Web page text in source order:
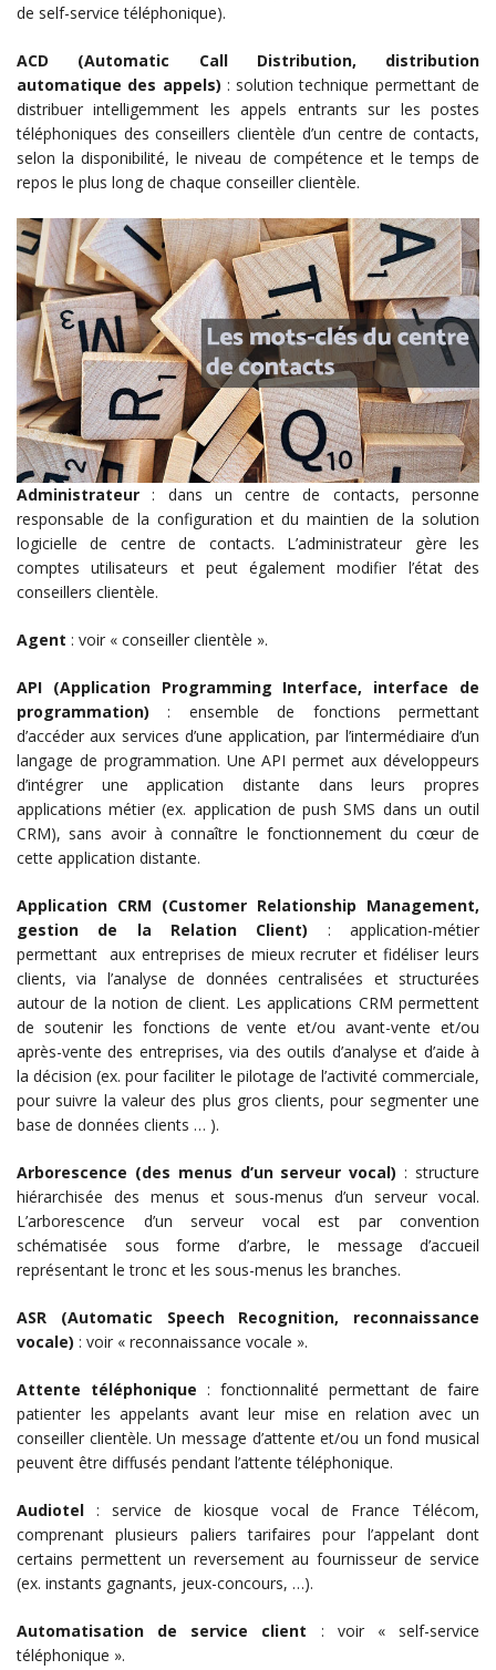
de self-service téléphonique).
ACD (Automatic Call Distribution, distribution
automatique des appels) : solution technique permettant de
distribuer intelligemment les appels entrants sur les postes
téléphoniques des conseillers clientèle d’un centre de contacts,
selon la disponibilité, le niveau de compétence et le temps de
repos le plus long de chaque conseiller clientèle.
Administrateur : dans un centre de contacts, personne
responsable de la configuration et du maintien de la solution
logicielle de centre de contacts. L’administrateur gère les
comptes utilisateurs et peut également modifier l’état des
conseillers clientèle.
Agent : voir « conseiller clientèle ».
API (Application Programming Interface, interface de
programmation) : ensemble de fonctions permettant
d’accéder aux services d’une application, par l’intermédiaire d’un
langage de programmation. Une API permet aux développeurs
d’intégrer une application distante dans leurs propres
applications métier (ex. application de push SMS dans un outil
CRM), sans avoir à connaître le fonctionnement du cœur de
cette application distante.
Application CRM (Customer Relationship Management,
gestion de la Relation Client) : application-métier
permettant aux entreprises de mieux recruter et fidéliser leurs
clients, via l’analyse de données centralisées et structurées
autour de la notion de client. Les applications CRM permettent
de soutenir les fonctions de vente et/ou avant-vente et/ou
après-vente des entreprises, via des outils d’analyse et d’aide à
la décision (ex. pour faciliter le pilotage de l’activité commerciale,
pour suivre la valeur des plus gros clients, pour segmenter une
base de données clients … ).
Arborescence (des menus d’un serveur vocal) : structure
hiérarchisée des menus et sous-menus d’un serveur vocal.
L’arborescence d’un serveur vocal est par convention
schématisée sous forme d’arbre, le message d’accueil
représentant le tronc et les sous-menus les branches.
ASR (Automatic Speech Recognition, reconnaissance
vocale) : voir « reconnaissance vocale ».
Attente téléphonique : fonctionnalité permettant de faire
patienter les appelants avant leur mise en relation avec un
conseiller clientèle. Un message d’attente et/ou un fond musical
peuvent être diffusés pendant l’attente téléphonique.
Audiotel : service de kiosque vocal de France Télécom,
comprenant plusieurs paliers tarifaires pour l’appelant dont
certains permettent un reversement au fournisseur de service
(ex. instants gagnants, jeux-concours, …).
Automatisation de service client : voir « self-service
téléphonique ».